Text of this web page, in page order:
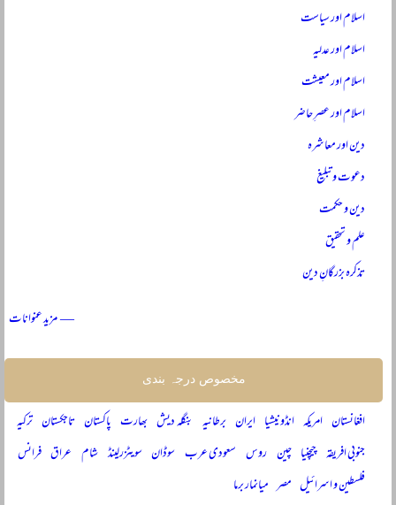
اسلام اور سیاست
اسلام اور عدلیہ
اسلام اور معیشت
اسلام اور عصرِ حاضر
دین اور معاشرہ
دعوت و تبلیغ
دین و حکمت
علم و تحقیق
تذکرہ بزرگانِ دین
— مزید عنوانات
مخصوص درجہ بندی
افغانستان امریکہ انڈونیشیا ایران برطانیہ بنگلہ دیش بھارت پاکستان تاجکستان ترکیہ
جنوبی افریقہ چیچنیا چین روس سعودی عرب سوڈان سویٹزرلینڈ شام عراق فرانس
فلسطین و اسرائیل مصر میانمار برما